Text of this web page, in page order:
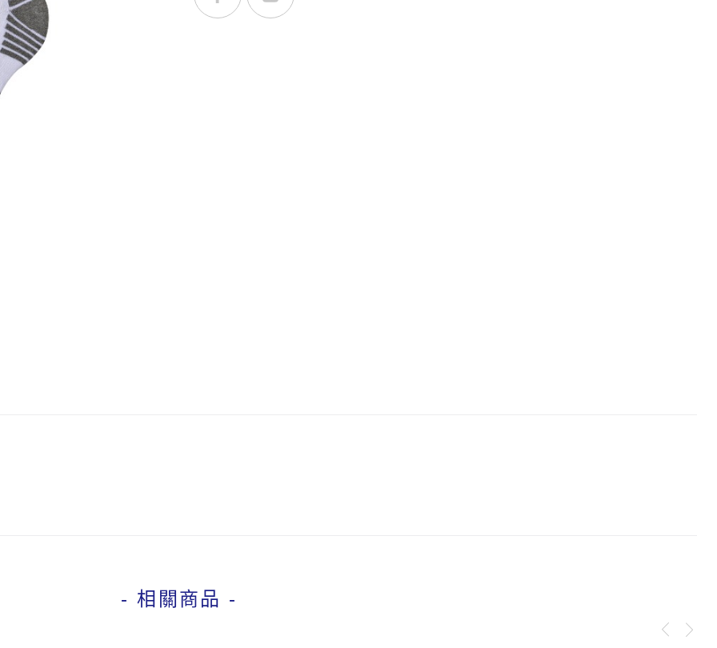
- 相關商品 -